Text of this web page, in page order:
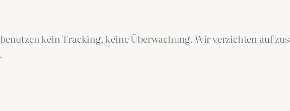
kein Tracking, keine Überwachung. Wir verzichten auf